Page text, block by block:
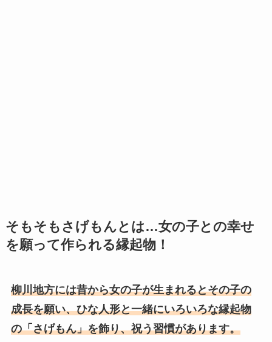
そもそもさげもんとは…女の子との幸せ
を願って作られる縁起物！
柳川地方には昔から女の子が生まれるとその子の
成長を願い、ひな人形と一緒にいろいろな縁起物
の「さげもん」を飾り、祝う習慣があります。